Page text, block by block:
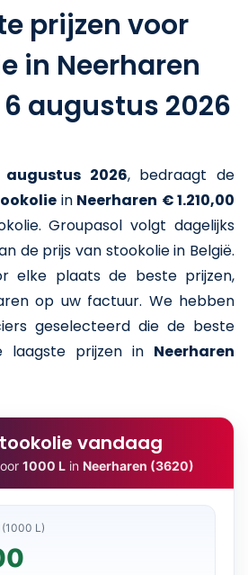
prijzen voor
in Neerharen
augustus 2026
2026, bedraagt de
in Neerharen € 1.210,00
. Groupasol volgt dagelijks
de prijs van stookolie in België.
elke plaats de beste prijzen,
op uw factuur. We hebben
geselecteerd die de beste
laagste prijzen in Neerharen
vandaag
1000 L in Neerharen (3620)
L)